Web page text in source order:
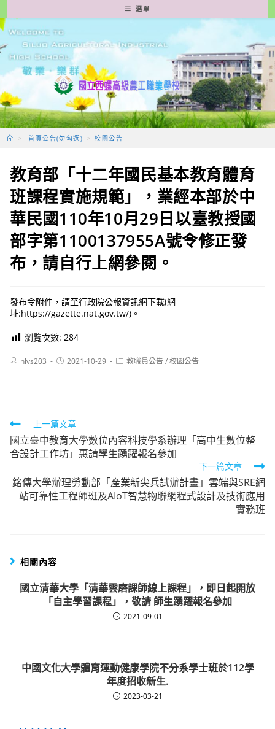
轉
至
要
容
選單
> -首頁公告(勿勾選) > 校園公告
教育部「十二年國民基本教育體育
班課程實施規範」，業經本部於中
華民國110年10月29日以臺教授國
部字第1100137955A號令修正發
布，請自行上網參閱。
發布令附件，請至行政院公報資訊網下載(網
址:https://gazette.nat.gov.tw/)。
瀏覽次數: 284
Posthlvs203
Post2021-10-29
Post教職員公告/校園公告
Read
more
articles
上一篇文章
國立臺中教育大學數位內容科技學系辦理「高中生數位整
合設計工作坊」惠請學生踴躍報名參加
下一篇文章
銘傳大學辦理勞動部「產業新尖兵試辦計畫」雲端與SRE網
站可靠性工程師班及AIoT智慧物聯網程式設計及技術應用
實務班
相關內容
國立清華大學「清華雲磨課師線上課程」，即日起開放
「自主學習課程」，敬請 師生踴躍報名參加
2021-09-01
中國文化大學體育運動健康學院不分系學士班於112學
年度招收新生.
2023-03-21